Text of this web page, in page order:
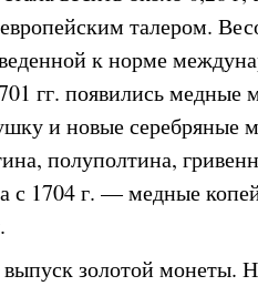
талером.
к норме
гг. появились медные
и новые серебряные
полуполтина,
с 1704 г. — медные
золотой монеты.